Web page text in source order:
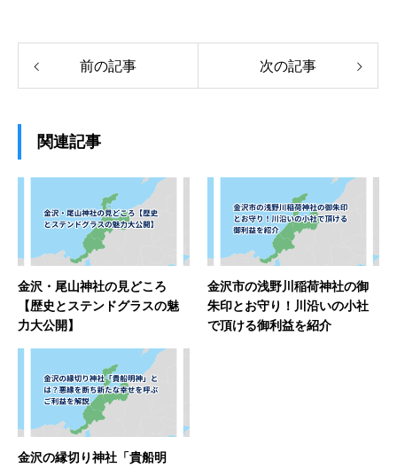
前の記事 次の記事
関連記事
金沢・尾山神社の見どころ
【歴史とステンドグラスの魅
力大公開】
金沢市の浅野川稲荷神社の御
朱印とお守り！川沿いの小社
で頂ける御利益を紹介
金沢の縁切り神社「貴船明